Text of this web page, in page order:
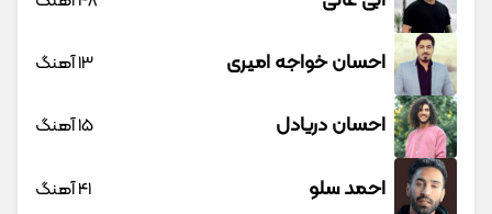
احسان خواجه امیری 13 آهنگ
احسان دریادل 15 آهنگ
احمد سلو 41 آهنگ